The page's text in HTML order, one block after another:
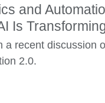
and
Is
a recent discussion
2.0.